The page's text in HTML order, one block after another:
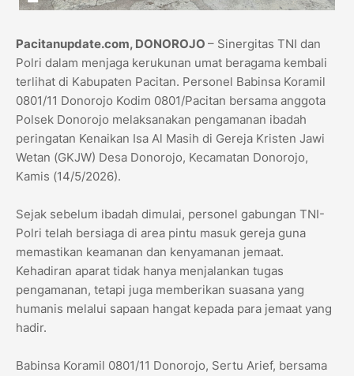
Pacitanupdate.com, DONOROJO – Sinergitas TNI dan
Polri dalam menjaga kerukunan umat beragama kembali
terlihat di Kabupaten Pacitan. Personel Babinsa Koramil
0801/11 Donorojo Kodim 0801/Pacitan bersama anggota
Polsek Donorojo melaksanakan pengamanan ibadah
peringatan Kenaikan Isa Al Masih di Gereja Kristen Jawi
Wetan (GKJW) Desa Donorojo, Kecamatan Donorojo,
Kamis (14/5/2026).
Sejak sebelum ibadah dimulai, personel gabungan TNI-
Polri telah bersiaga di area pintu masuk gereja guna
memastikan keamanan dan kenyamanan jemaat.
Kehadiran aparat tidak hanya menjalankan tugas
pengamanan, tetapi juga memberikan suasana yang
humanis melalui sapaan hangat kepada para jemaat yang
hadir.
Babinsa Koramil 0801/11 Donorojo, Sertu Arief, bersama